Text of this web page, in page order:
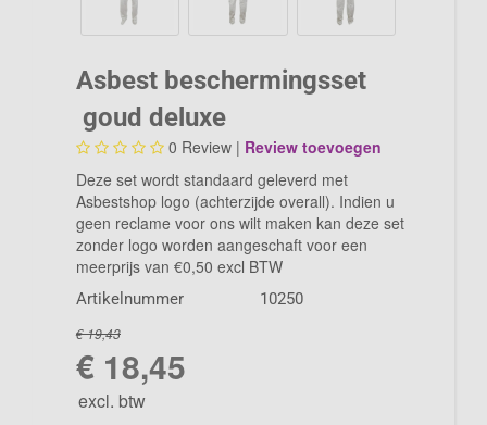
Asbest beschermingsset
goud deluxe
0 Review | Review toevoegen
Deze set wordt standaard geleverd met
Asbestshop logo (achterzijde overall). Indien u
geen reclame voor ons wilt maken kan deze set
zonder logo worden aangeschaft voor een
meerprijs van €0,50 excl BTW
Artikelnummer 10250
€ 19,43
€ 18,45
excl. btw